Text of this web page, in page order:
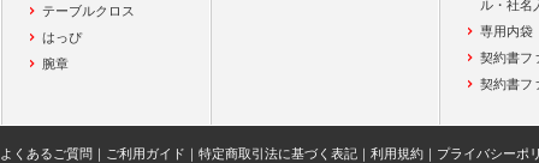
テーブルクロス
はっぴ
腕章
ル・社名
専用内袋
契約書フ
契約書フ
よくあるご質問 ご利用ガイド 特定商取引法に基づく表記 利用規約 プライバシーポ